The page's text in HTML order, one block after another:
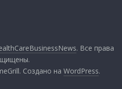
. Все права
Создано наWordPress.